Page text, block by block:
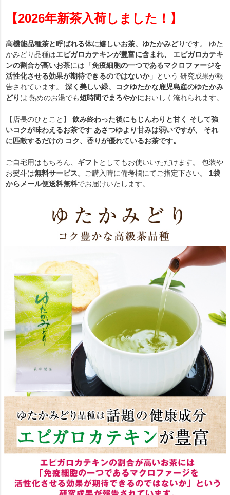
【2026年新茶入荷しました！】
高機能品種茶と呼ばれる体に嬉しいお茶、ゆたかみどり です。 ゆた
かみどり品種はエピガロカテキンが豊富に含まれ、 エピガロカテキ
ンの割合が高いお茶には 「免疫細胞の一つであるマクロファージを
活性化させる効果が期待できるのではないか」 という 研究成果が報
告されています。 深く美しい緑、コクゆたかな鹿児島産のゆたかみ
どり は 熱めのお湯でも短時間でまろやかにおいしく淹れられます。
【店長のひとこと】 飲み終わった後にもじんわりと甘く そして強
いコクが味わえるお茶です あさつゆより甘みは弱いですが、 それ
に匹敵するだけの コク、香りが優れているお茶です。
ご自宅用はもちろん、 ギフト としてもお使いいただけます。 包装や
お熨斗は無料サービス。 ご購入時に備考欄にてご指定下さい。 1袋
からメール便送料無料でお届けいたします。